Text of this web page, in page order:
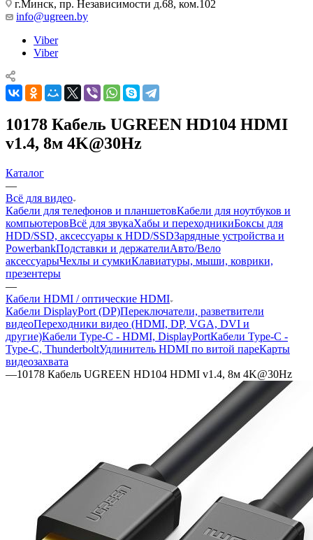
г.Минск, пр. Независимости д.68, ком.102
info@ugreen.by
Viber
Viber
10178 Кабель UGREEN HD104 HDMI
v1.4, 8м 4K@30Hz
Каталог
—
Всё для видео
Кабели для телефонов и планшетовКабели для ноутбуков и
компьютеровВсё для звукаХабы и переходникиБоксы для
HDD/SSD, аксессуары к HDD/SSDЗарядные устройства и
PowerbankПодставки и держателиАвто/Вело
аксессуарыЧехлы и сумкиКлавиатуры, мыши, коврики,
презентеры
—
Кабели HDMI / оптические HDMI
Кабели DisplayPort (DP)Переключатели, разветвители
видеоПереходники видео (HDMI, DP, VGA, DVI и
другие)Кабели Type-C - HDMI, DisplayPortКабели Type-C -
Type-C, ThunderboltУдлинитель HDMI по витой пареКарты
видеозахвата
—10178 Кабель UGREEN HD104 HDMI v1.4, 8м 4K@30Hz